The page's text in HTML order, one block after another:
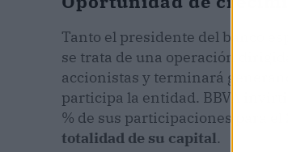
Tanto el presidente del banco
se trata de una operación
accionistas y terminará
participa la entidad. BBVA
% de sus participaciones para el
totalidad de su capital.